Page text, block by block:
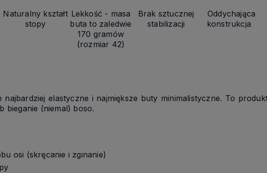
Naturalny kształt
stopy
Lekkość - masa
buta to zaledwie
170 gramów
(rozmiar 42)
Brak sztucznej
stabilizacji
Oddychająca
konstrukcja
najbardziej elastyczne i najmiększe buty minimalistyczne. To
bieganie (niemal) boso.
osi (skręcanie i zginanie)